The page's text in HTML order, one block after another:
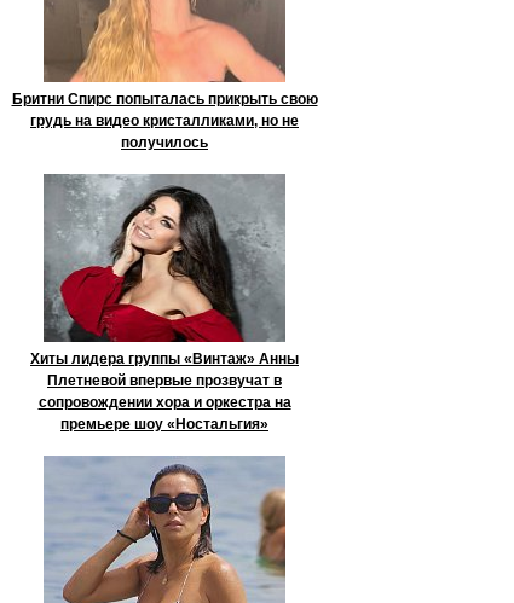
Бритни Спирс попыталась прикрыть свою
грудь на видео кристалликами, но не
получилось
Хиты лидера группы «Винтаж» Анны
Плетневой впервые прозвучат в
сопровождении хора и оркестра на
премьере шоу «Ностальгия»